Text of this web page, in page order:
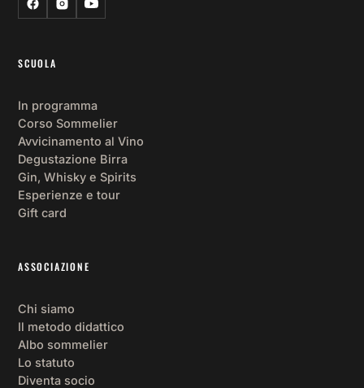
SCUOLA
In programma
Corso Sommelier
Avvicinamento al Vino
Degustazione Birra
Gin, Whisky e Spirits
Esperienze e tour
Gift card
ASSOCIAZIONE
Chi siamo
Il metodo didattico
Albo sommelier
Lo statuto
Diventa socio